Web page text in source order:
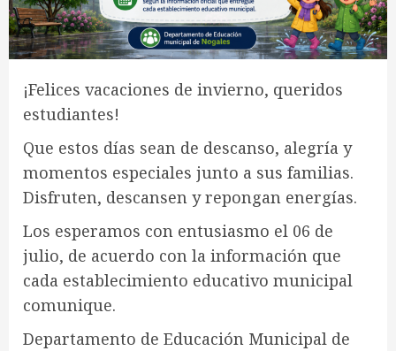
¡Felices vacaciones de invierno, queridos
estudiantes!
Que estos días sean de descanso, alegría y
momentos especiales junto a sus familias.
Disfruten, descansen y repongan energías.
Los esperamos con entusiasmo el 06 de
julio, de acuerdo con la información que
cada establecimiento educativo municipal
comunique.
Departamento de Educación Municipal de